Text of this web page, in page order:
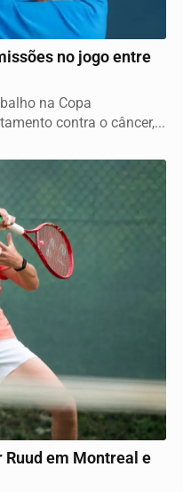
no jogo entre
na Copa
contra o câncer,...
Ruud em Montreal e